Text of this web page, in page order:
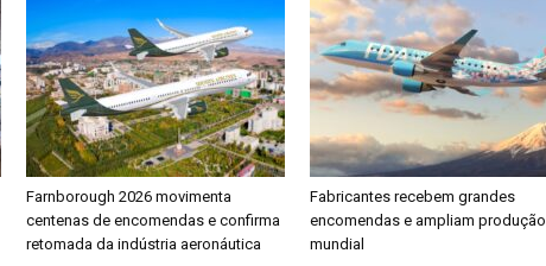
Farnborough 2026 movimenta
centenas de encomendas e confirma
retomada da indústria aeronáutica
Fabricantes recebem grandes
encomendas e ampliam produção
mundial